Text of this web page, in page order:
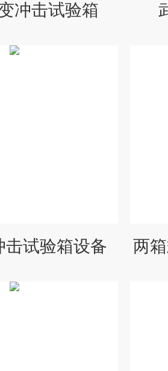
冲击试验箱
击试验箱设备 两